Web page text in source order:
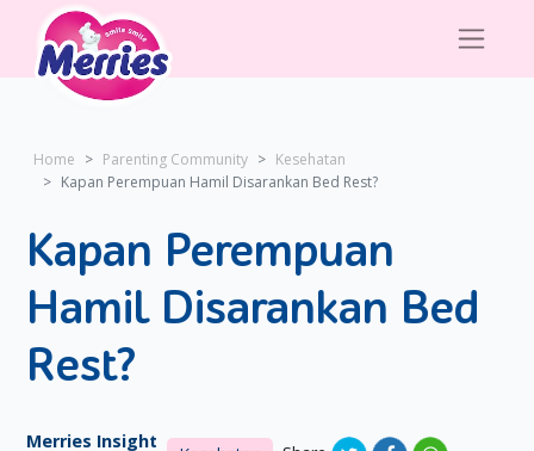
Home Parenting Community
Kesehatan
Kapan Perempuan Hamil Disarankan Bed Rest?
Kapan Perempuan
Hamil Disarankan Bed
Rest?
Merries Insight